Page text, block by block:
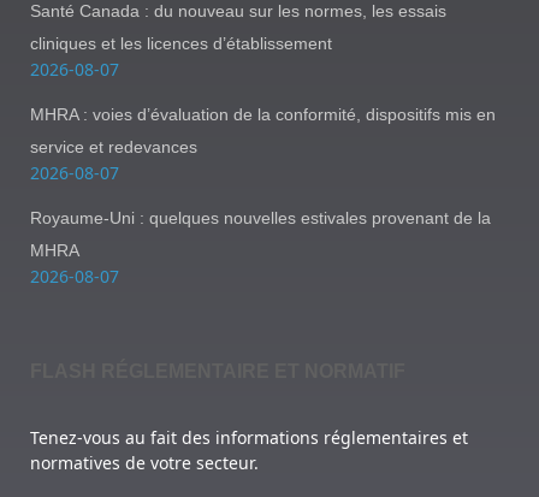
Santé Canada : du nouveau sur les normes, les essais
cliniques et les licences d’établissement
2026-08-07
MHRA : voies d’évaluation de la conformité, dispositifs mis en
service et redevances
2026-08-07
Royaume-Uni : quelques nouvelles estivales provenant de la
MHRA
2026-08-07
Tenez-vous au fait des informations réglementaires et
normatives de votre secteur.